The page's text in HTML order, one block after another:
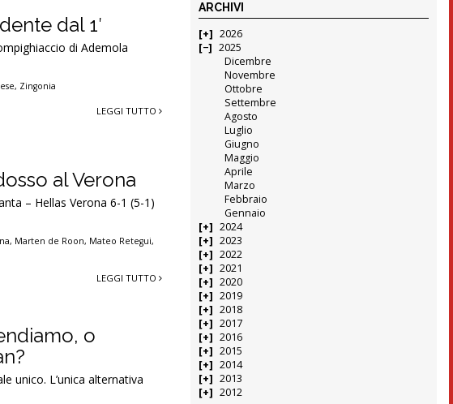
dal 1′
di Ademola
, Zingonia
LEGGI TUTTO
al Verona
– Hellas Verona 6-1 (5-1)
, Marten de Roon, Mateo Retegui,
LEGGI TUTTO
o
unico. L’unica alternativa
ARCHIVI
2026
2025
Dicembre
Novembre
Ottobre
Settembre
Agosto
Luglio
Giugno
Maggio
Aprile
Marzo
Febbraio
Gennaio
2024
2023
2022
2021
2020
2019
2018
2017
2016
2015
2014
2013
2012